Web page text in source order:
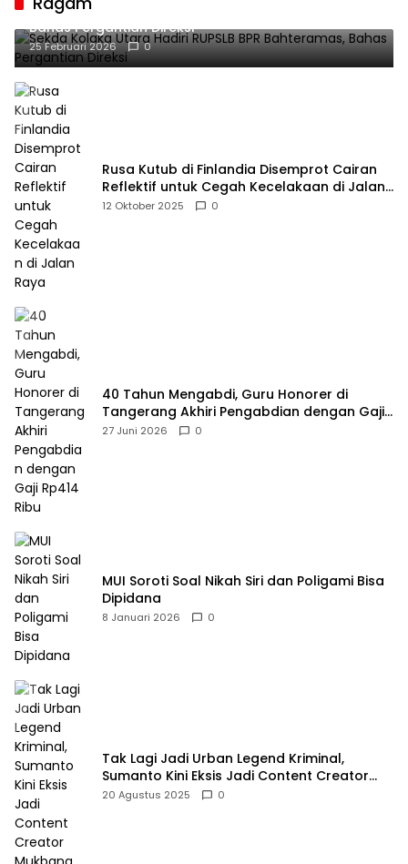
Sekda Kolaka Utara Hadiri RUPSLB BPR Bahteramas,
Bahas Pergantian Direksi
25 Februari 2026 0
Rusa Kutub di Finlandia Disemprot Cairan
Reflektif untuk Cegah Kecelakaan di Jalan
Raya
12 Oktober 2025 0
40 Tahun Mengabdi, Guru Honorer di
Tangerang Akhiri Pengabdian dengan Gaji
Rp414 Ribu
27 Juni 2026 0
MUI Soroti Soal Nikah Siri dan Poligami Bisa
Dipidana
8 Januari 2026 0
Tak Lagi Jadi Urban Legend Kriminal,
Sumanto Kini Eksis Jadi Content Creator
Mukbang
20 Agustus 2025 0